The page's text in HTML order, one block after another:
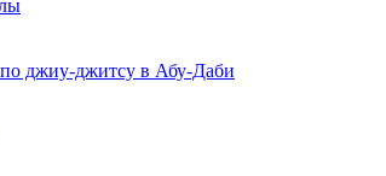
по джиу-джитсу в Абу-Даби